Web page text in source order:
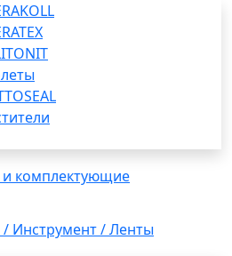
и комплектующие
Инструмент / Ленты